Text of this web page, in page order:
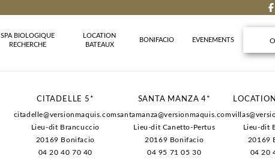
SPA BIOLOGIQUE
RECHERCHE
LOCATION
BATEAUX
BONIFACIO EVENEMENTS
-13% sur l'hébergement.
-20% sur les petits déjeuners.
-20% sur les soins au SPA (lors de la
Des conditions de règlement et d'annulation
CITADELLE 5*
citadelle@versionmaquis.com
Lieu-dit Brancuccio
20169 Bonifacio
04 20 40 70 40
SANTA MANZA 4*
santamanza@versionmaquis.com
Lieu-dit Canetto-Pertus
20169 Bonifacio
04 95 71 05 30
Lieu-dit
20169
04 20